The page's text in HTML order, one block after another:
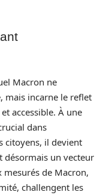
Macron ne
mais incarne le reflet
accessible. À une
dans
citoyens, il devient
désormais un vecteur
de Macron,
challengent les